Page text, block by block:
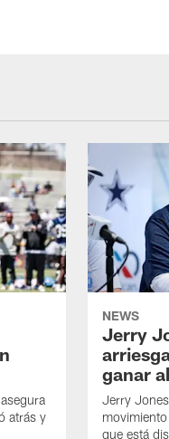
atrás y
NEWS
Jerry
ganar
Jerry
que está